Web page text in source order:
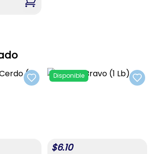
,Vinagre 1 Lt (importado)
Add to favorites Add
Disponible
$6.10